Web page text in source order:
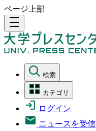
ページ上部
density_medium
検索
カテゴリ
ログイン
ニュースを受信